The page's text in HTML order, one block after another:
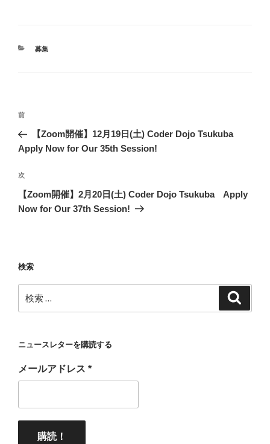
カ
募集
投
ナ
ゲ
ー
シ
過
去
の
稿
前
【Zoom開催】12月19日(土) Coder Dojo Tsukuba
Apply Now for Our 35th Session!
次
の
投
次
【Zoom開催】2月20日(土) Coder Dojo Tsukuba Apply
Now for Our 37th Session!
検索
索:
ニュースレターを購読する
メールアドレス *